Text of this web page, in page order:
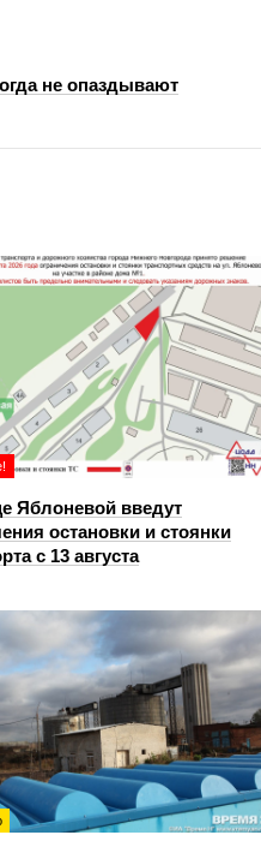
не опаздывают
Яблоневой введут
остановки и стоянки
с 13 августа